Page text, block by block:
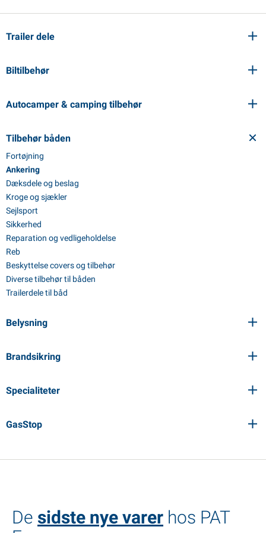
artikler
KO artikler
Trailer dele
Biltilbehør
Autocamper & camping tilbehør
Tilbehør båden
Fortøjning
Ankering
Dæksdele og beslag
Kroge og sjækler
Sejlsport
Sikkerhed
Reparation og vedligeholdelse
Reb
Beskyttelse covers og tilbehør
Diverse tilbehør til båden
Trailerdele til båd
Belysning
Brandsikring
Specialiteter
GasStop
De sidste nye varer hos PAT